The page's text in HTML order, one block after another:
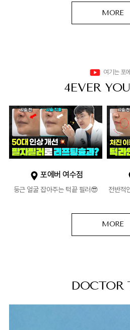
MORE
여기는 포
4EVER
포에버 여수점
둥근 얼굴 잡아주는 턱끝 필러😎
MORE
DOCTOR